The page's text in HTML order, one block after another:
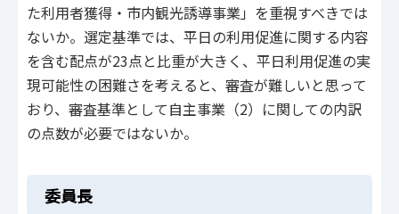
た利用者獲得・市内観光誘導事業」を重視すべきでは
ないか。選定基準では、平日の利用促進に関する内容
を含む配点が23点と比重が大きく、平日利用促進の実
現可能性の困難さを考えると、審査が難しいと思って
おり、審査基準として自主事業（2）に関しての内訳
の点数が必要ではないか。
委員長